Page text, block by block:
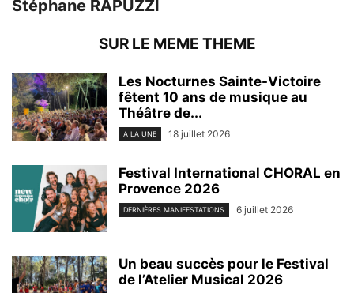
Stéphane RAPUZZI
SUR LE MEME THEME
Les Nocturnes Sainte-Victoire
fêtent 10 ans de musique au
Théâtre de...
A LA UNE 18 juillet 2026
Festival International CHORAL en
Provence 2026
DERNIÈRES MANIFESTATIONS 6 juillet 2026
Un beau succès pour le Festival
de l’Atelier Musical 2026